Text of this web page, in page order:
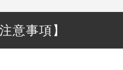
注意事項】